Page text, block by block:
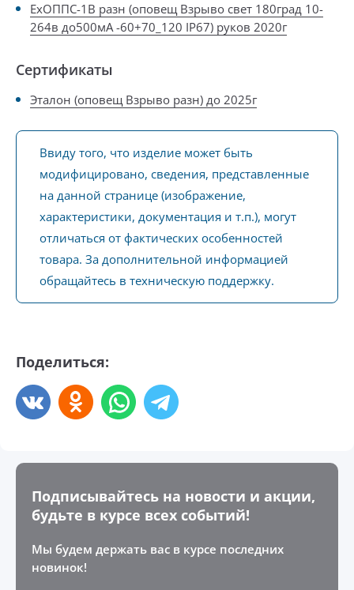
ExОППС-1В разн (оповещ Взрыво свет 180град 10-
264в до500мА -60+70_120 IP67) руков 2020г
Сертификаты
Эталон (оповещ Взрыво разн) до 2025г
Ввиду того, что изделие может быть
модифицировано, сведения, представленные
на данной странице (изображение,
характеристики, документация и т.п.), могут
отличаться от фактических особенностей
товара. За дополнительной информацией
обращайтесь в техническую поддержку.
Поделиться:
Подписывайтесь на новости и акции,
будьте в курсе всех событий!
Мы будем держать вас в курсе последних
новинок!